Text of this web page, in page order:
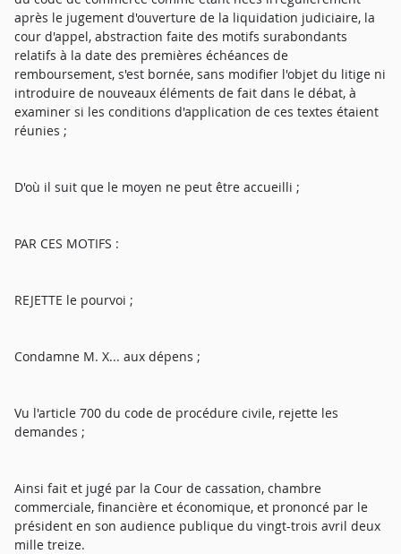
après le jugement d'ouverture de la liquidation judiciaire, la
cour d'appel, abstraction faite des motifs surabondants
relatifs à la date des premières échéances de
remboursement, s'est bornée, sans modifier l'objet du litige ni
introduire de nouveaux éléments de fait dans le débat, à
examiner si les conditions d'application de ces textes étaient
réunies ;
D'où il suit que le moyen ne peut être accueilli ;
PAR CES MOTIFS :
REJETTE le pourvoi ;
Condamne M. X... aux dépens ;
Vu l'article 700 du code de procédure civile, rejette les
demandes ;
Ainsi fait et jugé par la Cour de cassation, chambre
commerciale, financière et économique, et prononcé par le
président en son audience publique du vingt-trois avril deux
mille treize.